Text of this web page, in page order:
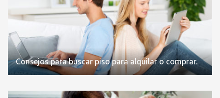
Consejos para buscar piso para alquilar o comprar.